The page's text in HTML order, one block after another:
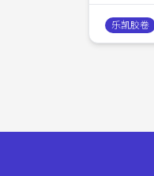
乐凯胶卷